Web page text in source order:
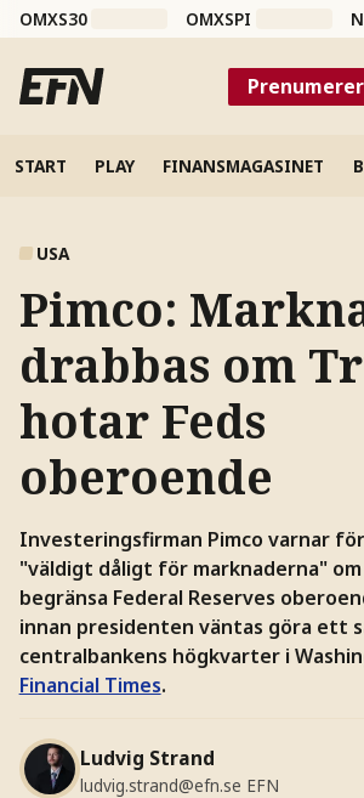
OMXS30 OMXSPI
START PLAY FINANSMAGASINET
USA
Pimco:
drabbas om
hotar Feds
oberoende
Investeringsfirman Pimco varnar
"väldigt dåligt för marknaderna"
begränsa Federal Reserves
innan presidenten väntas göra ett
centralbankens högkvarter i
Financial Times.
Ludvig Strand
ludvig.strand@efn.se EFN